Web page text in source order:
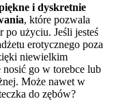
i dyskretnie
, które pozwala
po użyciu. Jeśli jesteś
erotycznego poza
niewielkim
nosić go w torebce lub
Może nawet w
do zębów?